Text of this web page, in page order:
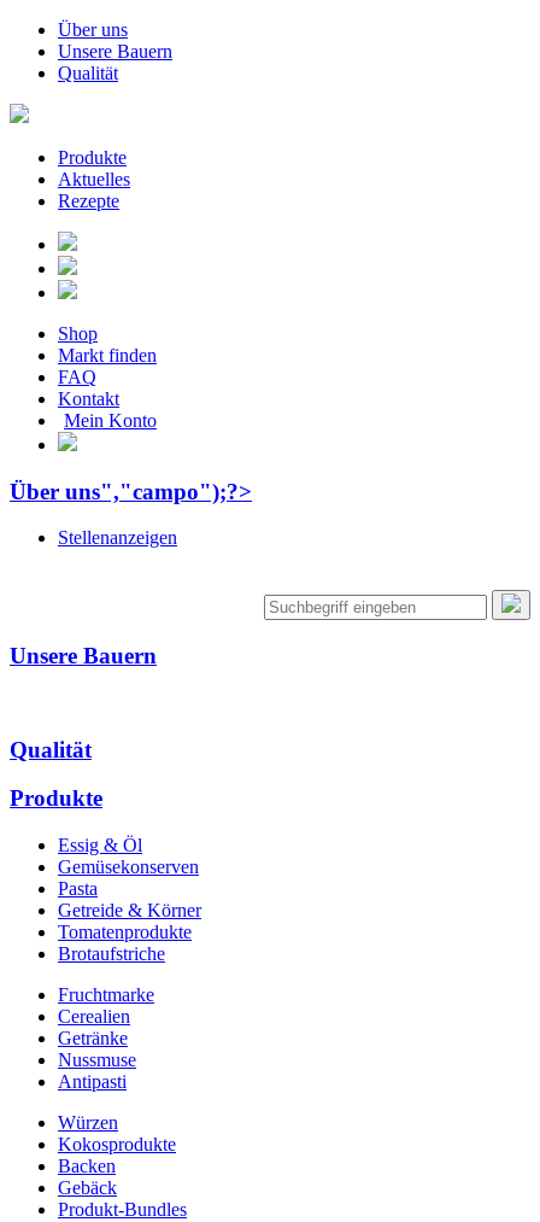
Über uns
Unsere Bauern
Qualität
Produkte
Aktuelles
Rezepte
Shop
Markt finden
FAQ
Kontakt
Mein Konto
Über uns","campo");?>
Stellenanzeigen
Unsere Bauern
Qualität
Produkte
Essig & Öl
Gemüsekonserven
Pasta
Getreide & Körner
Tomatenprodukte
Brotaufstriche
Fruchtmarke
Cerealien
Getränke
Nussmuse
Antipasti
Würzen
Kokosprodukte
Backen
Gebäck
Produkt-Bundles